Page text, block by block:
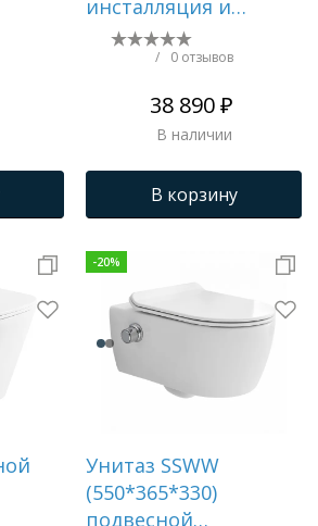
инсталляция и
клавиша смыва,
IDDIS, BASB020i73
/ 0 отзывов
38 890 ₽
В наличии
В корзину
-20%
Унитаз SSWW
(550*365*330)
подвесной